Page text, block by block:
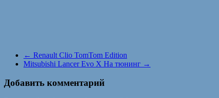
← Renault Clio TomTom Edition
Mitsubishi Lancer Evo X На тюнинг →
Добавить комментарий